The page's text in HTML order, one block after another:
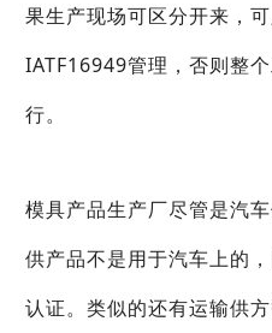
果生产现场可区分开来，
IATF16949管理，否则整
行。
模具产品生产厂尽管是汽
供产品不是用于汽车上的
认证。类似的还有运输供方